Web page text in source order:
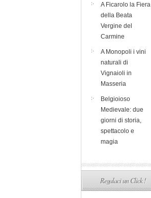
A Ficarolo la Fiera
della Beata
Vergine del
Carmine
A Monopoli i vini
naturali di
Vignaioli in
Masseria
Belgioioso
Medievale: due
giorni di storia,
spettacolo e
magia
Regalaci un Click !